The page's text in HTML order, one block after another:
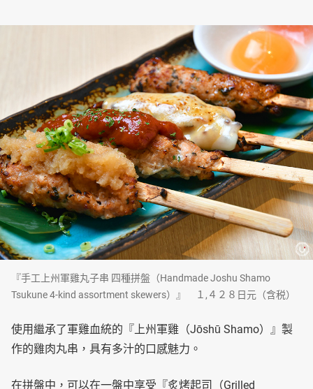
『手工上州軍雞丸子串 四種拼盤（Handmade Joshu Shamo
Tsukune 4-kind assortment skewers）』 １,４２８日元（含税）
使用繼承了軍雞血統的『上州軍雞（Jōshū Shamo）』製
作的雞肉丸串，具有多汁的口感魅力。
在拼盤中，可以在一盤中享受『炙烤起司（Grilled